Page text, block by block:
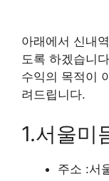
아래에서 신내
도록 하겠습니
수익의 목적이
려드립니다.
1.서울미
주소 :서